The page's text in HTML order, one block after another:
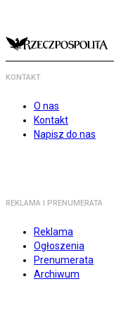
KONTAKT
O nas
Kontakt
Napisz do nas
REKLAMA I PRENUMERATA
Reklama
Ogłoszenia
Prenumerata
Archiwum